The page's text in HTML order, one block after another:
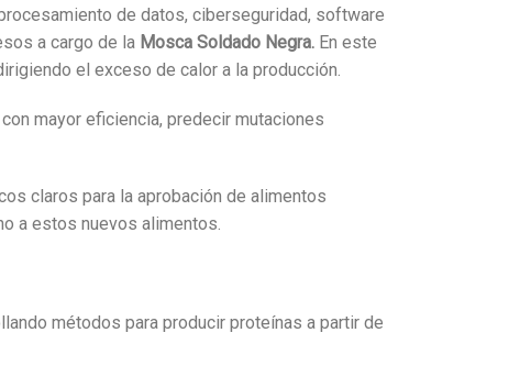
de datos, ciberseguridad, software
a cargo de la Mosca Soldado Negra. En este
el exceso de calor a la producción.
mayor eficiencia, predecir mutaciones
claros para la aprobación de alimentos
a estos nuevos alimentos.
métodos para producir proteínas a partir de